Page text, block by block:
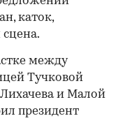
каток,
между
Тучковой
и Малой
президент